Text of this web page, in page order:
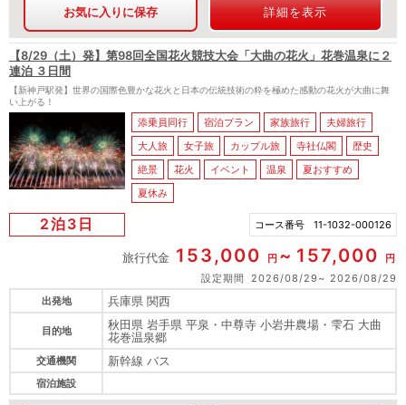
お気に入りに保存 詳細を表示
【8/29（土）発】第98回全国花火競技大会「大曲の花火」花巻温泉に２
連泊 ３日間
【新神戸駅発】世界の国際色豊かな花火と日本の伝統技術の粋を極めた感動の花火が大曲に舞
い上がる！
添乗員同行 宿泊プラン 家族旅行
夫婦旅行
大人旅
女子旅 カップル旅 寺社仏閣
歴史
絶景
花火 イベント 温泉
夏おすすめ
夏休み
2泊3日 コース番号 11-1032-000126
旅行代金 153,000 円 157,000
円
設定期間
2026/08/29
2026/08/29
出発地
兵庫県 関西
目的地
秋田県 岩手県 平泉・中尊寺 小岩井農場・雫石 大曲
花巻温泉郷
交通機関 新幹線 バス
宿泊施設